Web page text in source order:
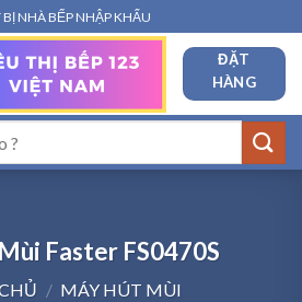
BỊ NHÀ BẾP NHẬP KHẨU
ĐẶT
HÀNG
Faster FS0470S
/ MÁY HÚT MÙI